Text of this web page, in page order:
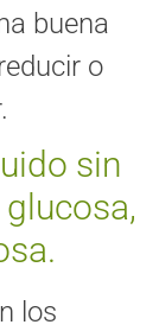
buena
o
sin
los